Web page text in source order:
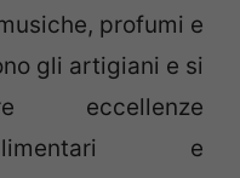
profumi e
gli artigiani e si
eccellenze
e